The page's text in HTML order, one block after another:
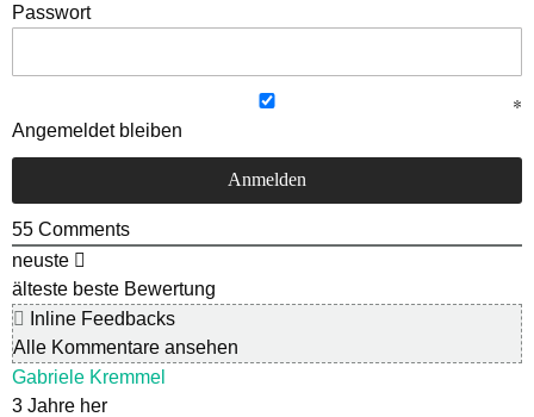
Passwort
Angemeldet bleiben
55 Comments
neuste
älteste beste Bewertung
Inline Feedbacks
Alle Kommentare ansehen
Gabriele Kremmel
3 Jahre her